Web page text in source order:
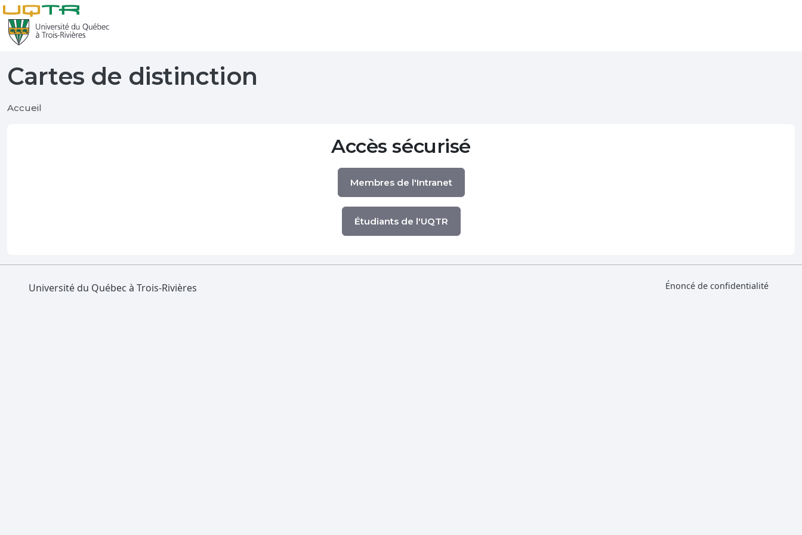
Cartes de distinction
Accueil
Accès sécurisé
Membres de l'Intranet
Étudiants de l'UQTR
Université du Québec à Trois-Rivières Énoncé de confidentialité